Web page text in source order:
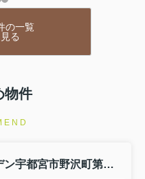
のお手伝いを致します。
の一覧
る
物件
クレイドルガーデン宇都宮市野沢町第5 新築一戸建て 1号棟